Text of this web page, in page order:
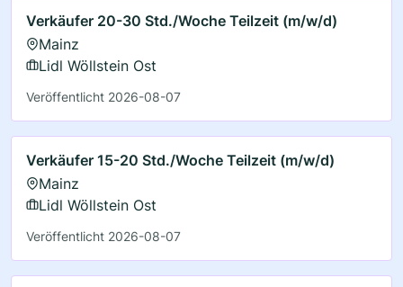
Verkäufer 20-30 Std./Woche Teilzeit (m/w/d)
Mainz
Lidl Wöllstein Ost
Veröffentlicht 2026-08-07
Verkäufer 15-20 Std./Woche Teilzeit (m/w/d)
Mainz
Lidl Wöllstein Ost
Veröffentlicht 2026-08-07